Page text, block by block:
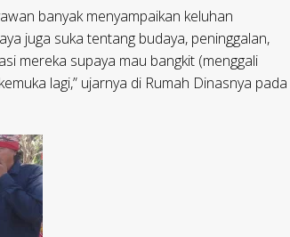
banyak menyampaikan keluhan
juga suka tentang budaya, peninggalan,
mereka supaya mau bangkit (menggali
lagi,” ujarnya di Rumah Dinasnya pada